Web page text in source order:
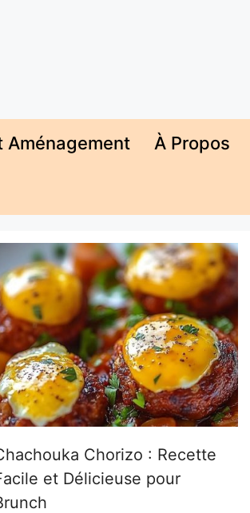
Aménagement À Propos
Chorizo : Recette
et Délicieuse pour